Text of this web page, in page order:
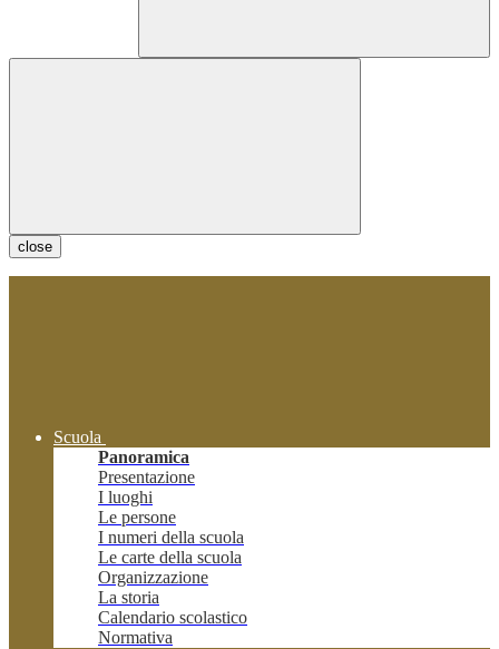
close
Scuola
Panoramica
Presentazione
I luoghi
Le persone
I numeri della scuola
Le carte della scuola
Organizzazione
La storia
Calendario scolastico
Normativa